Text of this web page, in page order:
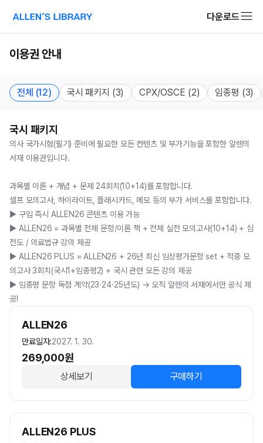
알렌의 서재 소개 페이지로 이동 다운로드
이용권 안내
전체 (12) 국시 패키지 (3) CPX/OSCE (2) 임종평 (3)
국시 패키지
의사 국가시험(필기) 준비에 필요한 모든 컨텐츠 및 부가기능을 포함한 알렌의
서재 이용권입니다.
과목별 이론 + 개념 + 문제 24회치(10+14)를 포함합니다.
셀프 모의고사, 하이라이트, 플래시카드, 메모 등의 부가 서비스를 포함합니다.
▶️ 구입 즉시 ALLEN26 콘텐츠 이용 가능
▶️ ALLEN26 = 과목별 전체 문항/이론 책 + 전체 실전 모의고사(10+14) + 심
전도 / 의료법규 강의 제공
▶️ ALLEN26 PLUS = ALLEN26 + 26년 최신 임상평가문항 set + 적중 모
의고사 3회치(국시1+임종평2) + 국시 관련 모든 강의 제공
▶️ 임종평 문항 독점 계약(23·24·25년도) → 오직 알렌의 서재에서만 공식 제
공!
ALLEN26
만료일자:2027. 1. 30.
269,000원
상세보기 구매하기
ALLEN26 PLUS